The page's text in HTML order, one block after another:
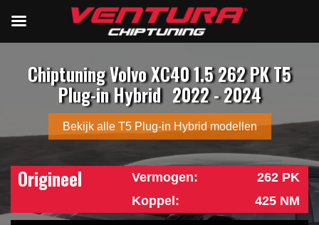
Chiptuning Volvo XC40 1.5 262 PK T5
Plug-in Hybrid 2022 - 2024
Bekijk alle T5 Plug-in Hybrid modellen
Origineel Vermogen:
262 PK
Koppel:
425 NM